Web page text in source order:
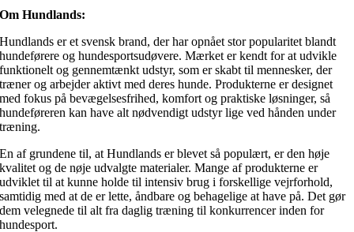
Om Hundlands:
Hundlands er et svensk brand, der har opnået stor popularitet blandt
hundeførere og hundesportsudøvere. Mærket er kendt for at udvikle
funktionelt og gennemtænkt udstyr, som er skabt til mennesker, der
træner og arbejder aktivt med deres hunde. Produkterne er designet
med fokus på bevægelsesfrihed, komfort og praktiske løsninger, så
hundeføreren kan have alt nødvendigt udstyr lige ved hånden under
træning.
En af grundene til, at Hundlands er blevet så populært, er den høje
kvalitet og de nøje udvalgte materialer. Mange af produkterne er
udviklet til at kunne holde til intensiv brug i forskellige vejrforhold,
samtidig med at de er lette, åndbare og behagelige at have på. Det gør
dem velegnede til alt fra daglig træning til konkurrencer inden for
hundesport.